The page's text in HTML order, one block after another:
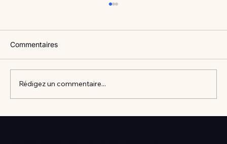
Commentaires
Rédigez un commentaire...